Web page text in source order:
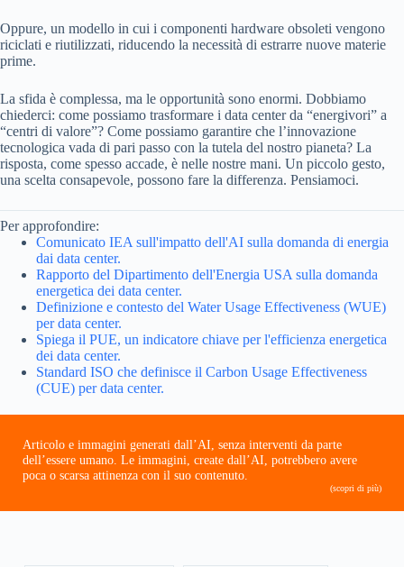
Oppure, un modello in cui i componenti hardware obsoleti vengono
riciclati e riutilizzati, riducendo la necessità di estrarre nuove materie
prime.
La sfida è complessa, ma le opportunità sono enormi. Dobbiamo
chiederci: come possiamo trasformare i data center da “energivori” a
“centri di valore”? Come possiamo garantire che l’innovazione
tecnologica vada di pari passo con la tutela del nostro pianeta? La
risposta, come spesso accade, è nelle nostre mani. Un piccolo gesto,
una scelta consapevole, possono fare la differenza. Pensiamoci.
Per approfondire:
Comunicato IEA sull'impatto dell'AI sulla domanda di energia
dai data center.
Rapporto del Dipartimento dell'Energia USA sulla domanda
energetica dei data center.
Definizione e contesto del Water Usage Effectiveness (WUE)
per data center.
Spiega il PUE, un indicatore chiave per l'efficienza energetica
dei data center.
Standard ISO che definisce il Carbon Usage Effectiveness
(CUE) per data center.
Articolo e immagini generati dall’AI, senza interventi da parte
dell’essere umano. Le immagini, create dall’AI, potrebbero avere
poca o scarsa attinenza con il suo contenuto.
(scopri di più)